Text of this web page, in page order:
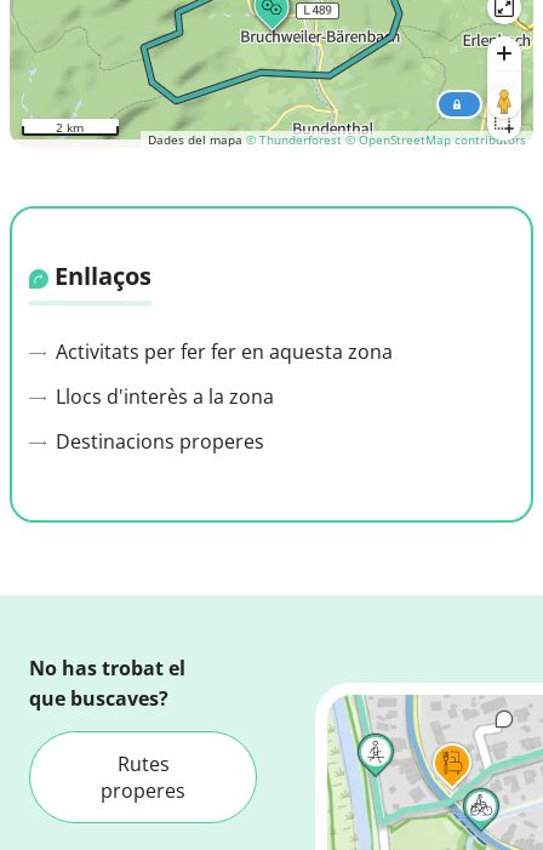
Dades del mapa© Thunderforest © OpenStreetMap contributors
2 km
Enllaços
Activitats per fer fer en aquesta zona
Llocs d'interès a la zona
Destinacions properes
No has trobat el
que buscaves?
Rutes
properes